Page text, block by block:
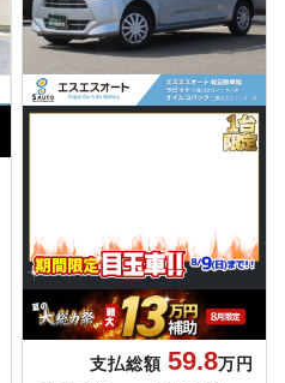
支払総額 59.8万円